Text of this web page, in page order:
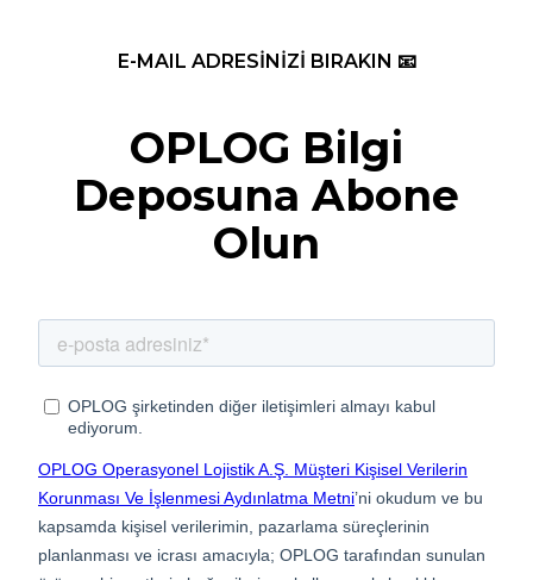
E-MAIL ADRESİNİZİ BIRAKIN 📧
OPLOG Bilgi
Deposuna Abone
Olun